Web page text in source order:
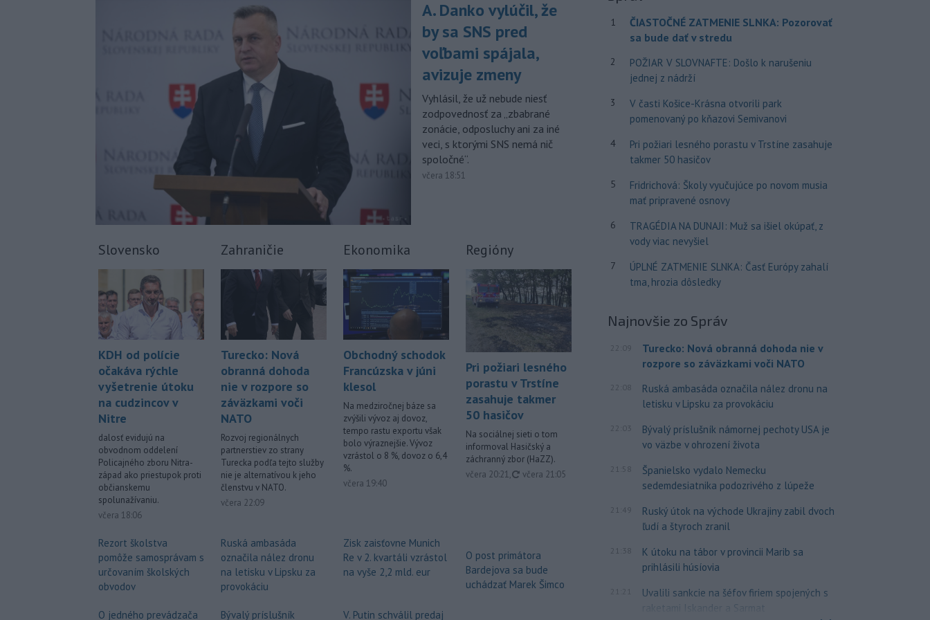
júla 2026 herečka a dlhoročná
členka Slovenského komorného
divadla (SKD) v Martine Helena
Sudická.
10:15 - Národná diaľničná
spoločnosť (NDS) ukončila výmenu
mostného záveru na ľavej strane
mosta Lanfranconi, ktorý je súčasťou
bratislavskej diaľnice D2.
Viac >
A. Danko vylúčil, že
by sa SNS pred
voľbami spájala,
avizuje zmeny
Vyhlásil, že už nebude niesť
zodpovednosť za „zbabrané
zonácie, odposluchy ani za iné
veci, s ktorými SNS nemá nič
spoločné“.
včera 18:51
Slovensko
KDH od polície
očakáva rýchle
vyšetrenie útoku
na cudzincov v
Nitre
dalosť evidujú na
obvodnom oddelení
Policajného zboru Nitra-
západ ako priestupok proti
občianskemu
spolunažívaniu.
včera 18:06
Rezort školstva
pomôže samosprávam s
určovaním školských
obvodov
O jedného prevádzača
Zahraničie
Turecko: Nová
obranná dohoda
nie v rozpore so
záväzkami voči
NATO
Rozvoj regionálnych
partnerstiev zo strany
Turecka podľa tejto služby
nie je alternatívou k jeho
členstvu v NATO.
včera 22:09
Ruská ambasáda
označila nález dronu
na letisku v Lipsku za
provokáciu
Bývalý príslušník
Ekonomika
Obchodný schodok
Francúzska v júni
klesol
Na medziročnej báze sa
zvýšili vývoz aj dovoz,
tempo rastu exportu však
bolo výraznejšie. Vývoz
vzrástol o 8 %, dovoz o 6,4
%.
včera 19:40
Zisk zaisťovne Munich
Re v 2. kvartáli vzrástol
na vyše 2,2 mld. eur
V. Putin schválil predaj
Regióny
Pri požiari lesného
porastu v Trstíne
zasahuje takmer
50 hasičov
Na sociálnej sieti o tom
informoval Hasičský a
záchranný zbor (HaZZ).
včera 20:21, aktualizované
včera 21:05
O post primátora
Bardejova sa bude
uchádzať Marek Šimco
1
ČIASTOČNÉ ZATMENIE SLNKA: Pozorovať
sa bude dať v stredu
2
POŽIAR V SLOVNAFTE: Došlo k narušeniu
jednej z nádrží
3
V časti Košice-Krásna otvorili park
pomenovaný po kňazovi Semivanovi
4
Pri požiari lesného porastu v Trstíne zasahuje
takmer 50 hasičov
5
Fridrichová: Školy vyučujúce po novom musia
mať pripravené osnovy
6
TRAGÉDIA NA DUNAJI: Muž sa išiel okúpať, z
vody viac nevyšiel
7
ÚPLNÉ ZATMENIE SLNKA: Časť Európy zahalí
tma, hrozia dôsledky
Najnovšie zo Správ
22:09
Turecko: Nová obranná dohoda nie v
rozpore so záväzkami voči NATO
22:08
Ruská ambasáda označila nález dronu na
letisku v Lipsku za provokáciu
22:03
Bývalý príslušník námornej pechoty USA je
vo väzbe v ohrození života
21:58
Španielsko vydalo Nemecku
sedemdesiatnika podozrivého z lúpeže
21:49
Ruský útok na východe Ukrajiny zabil dvoch
ľudí a štyroch zranil
21:38
K útoku na tábor v provincii Marib sa
prihlásili húsíovia
Uvalili sankcie na šéfov firiem spojených s
raketami Iskander a Sarmat